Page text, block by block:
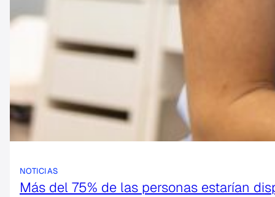
NOTICIAS
Más del 75% de las personas estarían